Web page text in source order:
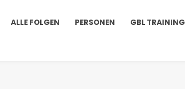
ALLE FOLGEN PERSONEN GBL TRAINING